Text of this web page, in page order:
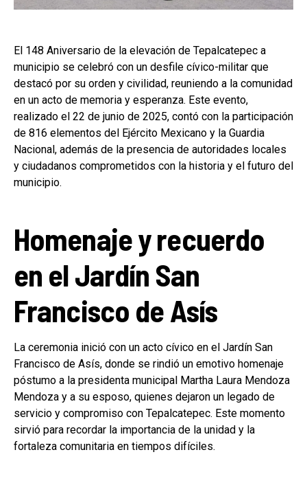
El 148 Aniversario de la elevación de Tepalcatepec a
municipio se celebró con un desfile cívico-militar que
destacó por su orden y civilidad, reuniendo a la comunidad
en un acto de memoria y esperanza. Este evento,
realizado el 22 de junio de 2025, contó con la participación
de 816 elementos del Ejército Mexicano y la Guardia
Nacional, además de la presencia de autoridades locales
y ciudadanos comprometidos con la historia y el futuro del
municipio.
Homenaje y recuerdo
en el Jardín San
Francisco de Asís
La ceremonia inició con un acto cívico en el Jardín San
Francisco de Asís, donde se rindió un emotivo homenaje
póstumo a la presidenta municipal Martha Laura Mendoza
Mendoza y a su esposo, quienes dejaron un legado de
servicio y compromiso con Tepalcatepec. Este momento
sirvió para recordar la importancia de la unidad y la
fortaleza comunitaria en tiempos difíciles.